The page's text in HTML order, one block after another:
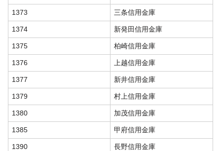
1373 三条信用金庫
1374 新発田信用金庫
1375 柏崎信用金庫
1376 上越信用金庫
1377 新井信用金庫
1379 村上信用金庫
1380 加茂信用金庫
1385 甲府信用金庫
1390 長野信用金庫